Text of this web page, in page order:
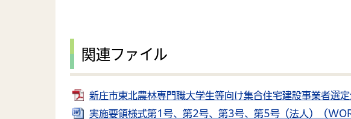
関連ファイル
新庄市東北農林専門職大学生等向け集合住宅建設事業者選
実施要領様式第1号、第2号、第3号、第5号（法人）（